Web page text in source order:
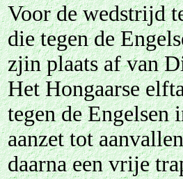
Voor de wedstrijd
die tegen de
zjin plaats af van
Het Hongaarse
tegen de Engelsen
aanzet tot
daarna een vrije